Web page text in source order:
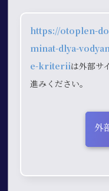
https://otoplen-
minat-dlya-
e-kriteriiは外部サ
進みください。
外